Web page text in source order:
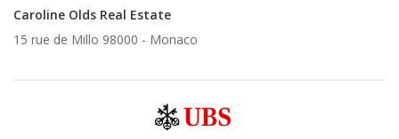
Caroline Olds Real Estate
15 rue de Millo 98000 - Monaco